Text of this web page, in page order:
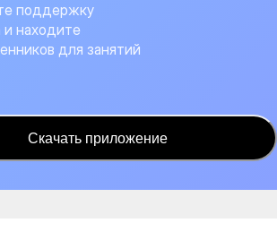
поддержку
находите
для занятий
Скачать приложение